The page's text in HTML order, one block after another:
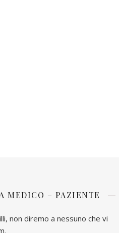
MEDICO – PAZIENTE
non diremo a nessuno che vi